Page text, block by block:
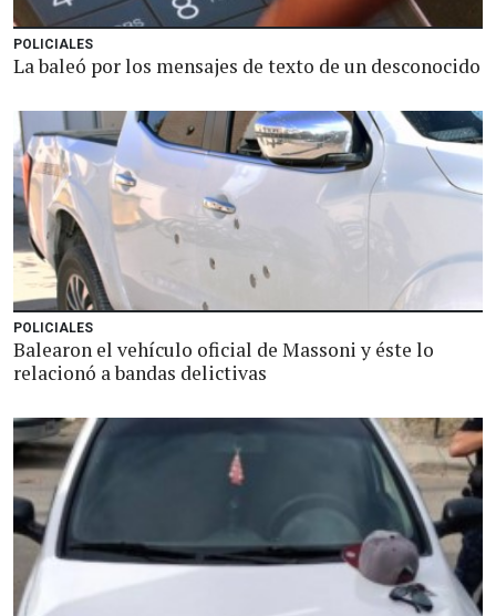
POLICIALES
La baleó por los mensajes de texto de un desconocido
POLICIALES
Balearon el vehículo oficial de Massoni y éste lo
relacionó a bandas delictivas